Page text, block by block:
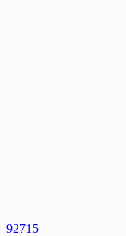
92715